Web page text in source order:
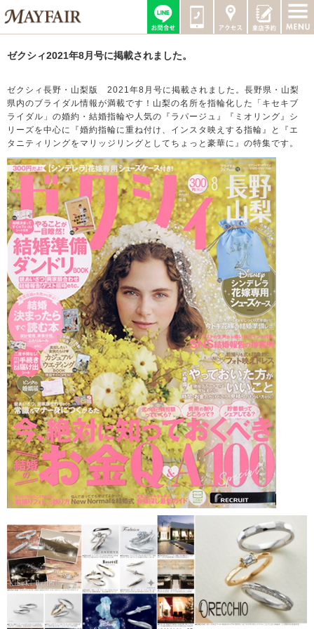
ゼクシィ2021年8月号に掲載されました。
ゼクシィ長野・山梨版 2021年8月号に掲載されました。長野県・山梨
県内のブライダル情報が満載です！山梨の名所を指輪化した「キセキブ
ライダル」の婚約・結婚指輪や人気の『ラパージュ』『ミオリング』シ
リーズを中心に『婚約指輪に重ね付け、インスタ映えする指輪』と『エ
タニティリングをマリッジリングとしてちょっと豪華に』の特集です。